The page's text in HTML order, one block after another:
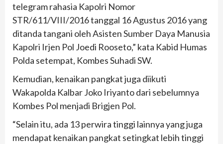
telegram rahasia Kapolri Nomor
STR/611/VIII/2016 tanggal 16 Agustus 2016 yang
ditanda tangani oleh Asisten Sumber Daya Manusia
Kapolri Irjen Pol Joedi Rooseto,” kata Kabid Humas
Polda setempat, Kombes Suhadi SW.
Kemudian, kenaikan pangkat juga diikuti
Wakapolda Kalbar Joko Iriyanto dari sebelumnya
Kombes Pol menjadi Brigjen Pol.
“Selain itu, ada 13 perwira tinggi lainnya yang juga
mendapat kenaikan pangkat setingkat lebih tinggi